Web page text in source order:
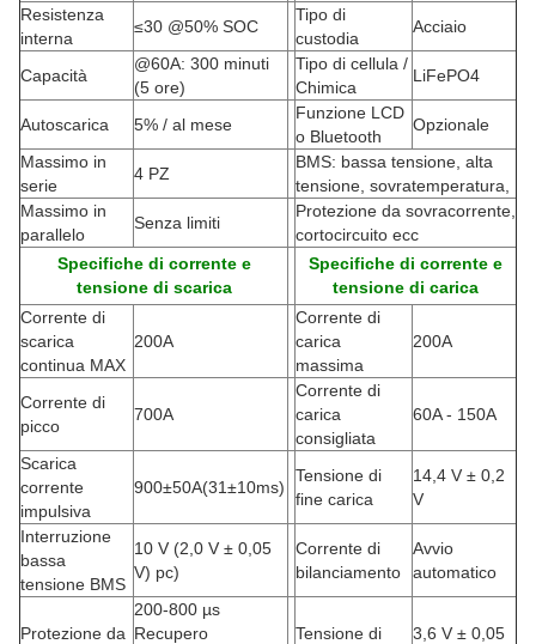
Resistenza
interna
≤30 @50% SOC
Tipo di
custodia
Acciaio
Capacità
@60A: 300 minuti
(5 ore)
Tipo di cellula /
Chimica
LiFePO4
Autoscarica 5% / al mese
Funzione LCD
o Bluetooth
Opzionale
Massimo in
serie
4 PZ
BMS: bassa tensione, alta
tensione, sovratemperatura,
Massimo in
parallelo
Senza limiti
Protezione da sovracorrente,
cortocircuito ecc
Specifiche di corrente e
tensione di scarica
Specifiche di corrente e
tensione di carica
Corrente di
scarica
continua MAX
200A
Corrente di
carica
massima
200A
Corrente di
picco
700A
Corrente di
carica
consigliata
60A - 150A
Scarica
corrente
impulsiva
900±50A(31±10ms)
Tensione di
fine carica
14,4 V ± 0,2
V
Interruzione
bassa
tensione BMS
10 V (2,0 V ± 0,05
V) pc)
Corrente di
bilanciamento
Avvio
automatico
Protezione da
200-800 µs
Recupero
Tensione di
3,6 V ± 0,05